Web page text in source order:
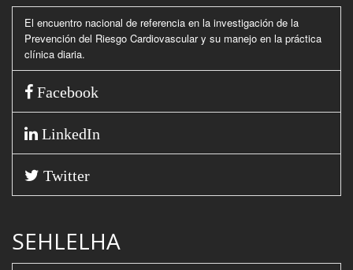
El encuentro nacional de referencia en la investigación de la
Prevención del Riesgo Cardiovascular y su manejo en la práctica
clínica diaria.
Facebook
LinkedIn
Twitter
SEHLELHA